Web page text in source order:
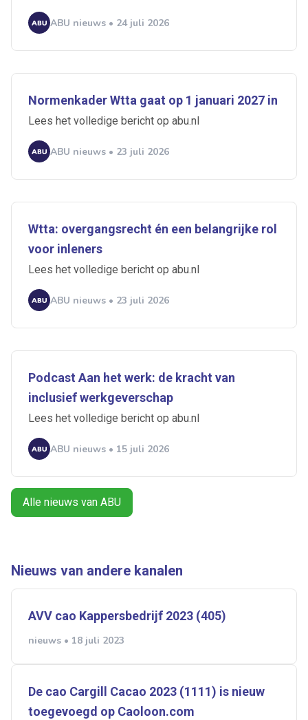
ABU nieuws • 24 juli 2026
Normenkader Wtta gaat op 1 januari 2027 in
Lees het volledige bericht op abu.nl
ABU nieuws • 23 juli 2026
Wtta: overgangsrecht én een belangrijke rol
voor inleners
Lees het volledige bericht op abu.nl
ABU nieuws • 23 juli 2026
Podcast Aan het werk: de kracht van
inclusief werkgeverschap
Lees het volledige bericht op abu.nl
ABU nieuws • 15 juli 2026
Alle nieuws van ABU
Nieuws van andere kanalen
AVV cao Kappersbedrijf 2023 (405)
nieuws • 18 juli 2023
De cao Cargill Cacao 2023 (1111) is nieuw
toegevoegd op Caoloon.com
Ontvang vacatures direct in
je mailbox
Flexmarkt Flexnieuws
NBBU
Normering Arbeid
ZiPconomy